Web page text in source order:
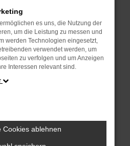
die Seite in einem
oder in einem privaten
neu.
helfen,
Probleme zu beheben.
dein Browser und dein
dem neuesten Stand
birgt nicht nur ein
es uns, die Nutzung der
um die Leistung zu messen und
werden Technologien eingesetzt,
verwendet werden, um
zu verfolgen und um Anzeigen
Interessen relevant sind.
Cookies ablehnen